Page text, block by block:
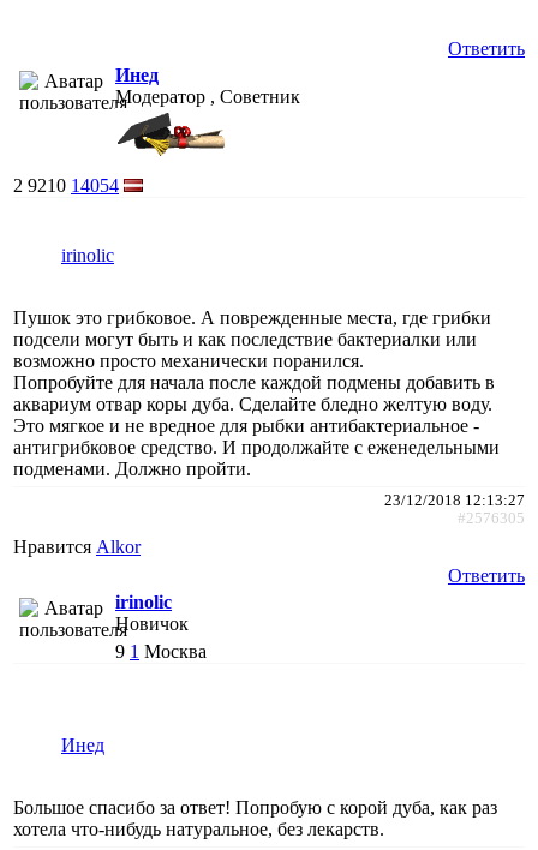
Ответить
Инед
Модератор , Советник
2 9210 14054
irinolic
Пушок это грибковое. А поврежденные места, где грибки
подсели могут быть и как последствие бактериалки или
возможно просто механически поранился.
Попробуйте для начала после каждой подмены добавить в
аквариум отвар коры дуба. Сделайте бледно желтую воду.
Это мягкое и не вредное для рыбки антибактериальное -
антигрибковое средство. И продолжайте с еженедельными
подменами. Должно пройти.
23/12/2018 12:13:27
#2576305
Нравится Alkor
Ответить
irinolic
Новичок
9 1 Москва
Инед
Большое спасибо за ответ! Попробую с корой дуба, как раз
хотела что-нибудь натуральное, без лекарств.